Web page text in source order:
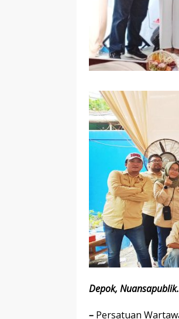
Depok,
– Persatuan